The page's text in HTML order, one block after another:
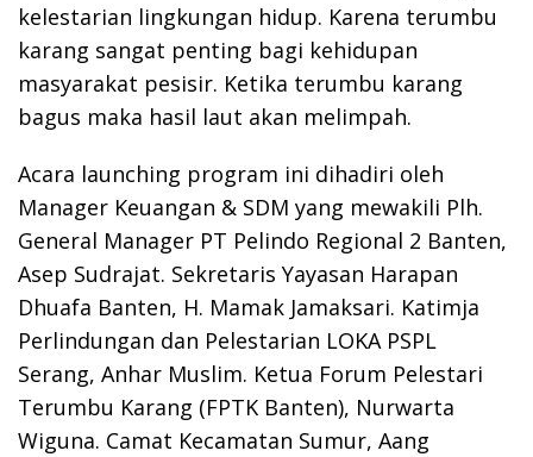
kelestarian lingkungan hidup. Karena terumbu
karang sangat penting bagi kehidupan
masyarakat pesisir. Ketika terumbu karang
bagus maka hasil laut akan melimpah.
Acara launching program ini dihadiri oleh
Manager Keuangan & SDM yang mewakili Plh.
General Manager PT Pelindo Regional 2 Banten,
Asep Sudrajat. Sekretaris Yayasan Harapan
Dhuafa Banten, H. Mamak Jamaksari. Katimja
Perlindungan dan Pelestarian LOKA PSPL
Serang, Anhar Muslim. Ketua Forum Pelestari
Terumbu Karang (FPTK Banten), Nurwarta
Wiguna. Camat Kecamatan Sumur, Aang